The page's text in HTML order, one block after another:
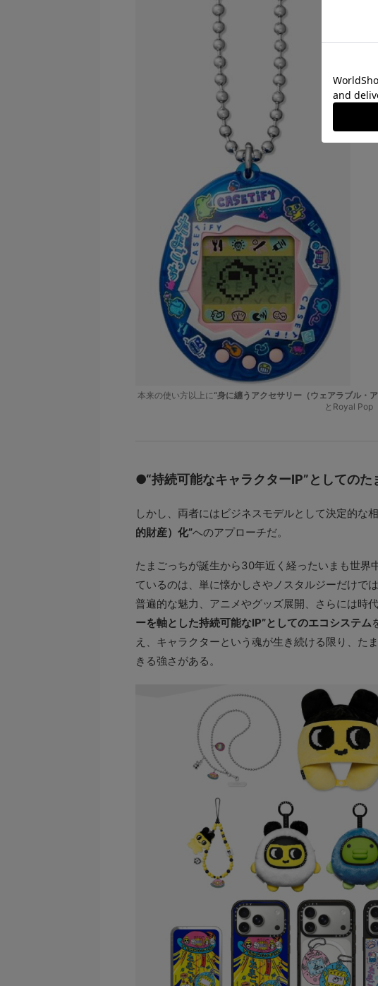
本来の使い方以上に“身に纏うアクセサリー（ウェアラブル・
とRoyal Pop
●“持続可能なキャラクターIP”としてのた
しかし、両者にはビジネスモデルとして決定的な
的財産）化”へのアプローチだ。
たまごっちが誕生から30年近く経ったいまも世界
ているのは、単に懐かしさやノスタルジーだけで
普遍的な魅力、アニメやグッズ展開、さらには時
ーを軸とした持続可能なIP”としてのエコシステム
え、キャラクターという魂が生き続ける限り、た
きる強さがある。